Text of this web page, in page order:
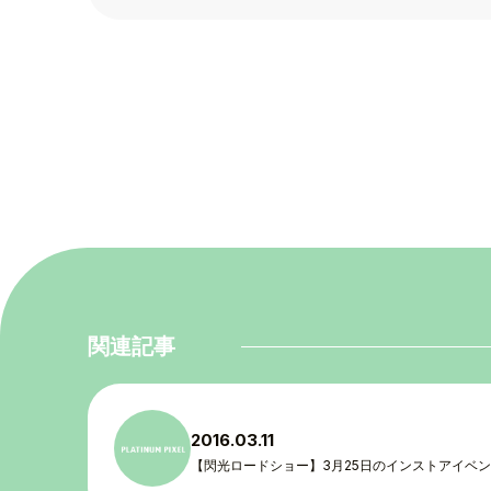
TOP
TOPICS
関連記事
2016.03.11
【閃光ロードショー】3月25日のインストアイベ